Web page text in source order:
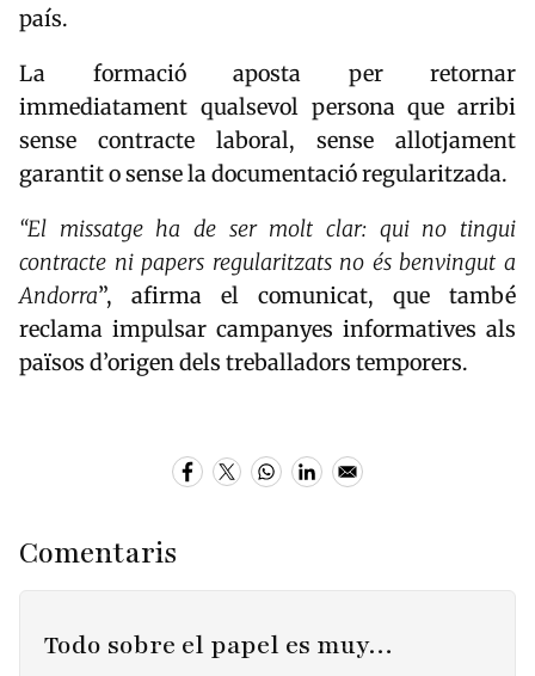
país.
La formació aposta per retornar
immediatament qualsevol persona que arribi
sense contracte laboral, sense allotjament
garantit o sense la documentació regularitzada.
“El missatge ha de ser molt clar: qui no tingui
contracte ni papers regularitzats no és benvingut a
Andorra”, afirma el comunicat, que també
reclama impulsar campanyes informatives als
països d’origen dels treballadors temporers.
Comentaris
Todo sobre el papel es muy…